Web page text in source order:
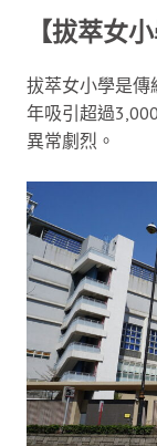
【拔萃女
拔萃女小學是傳
年吸引超過
異常劇烈。